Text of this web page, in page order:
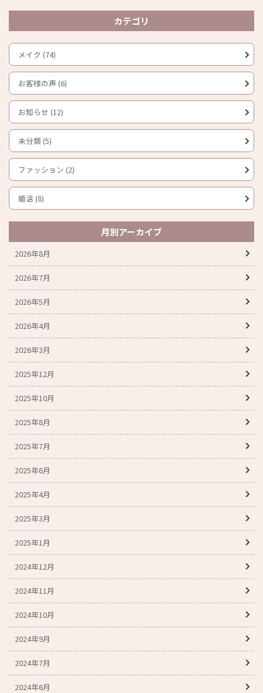
カテゴリ
メイク (74)
お客様の声 (6)
お知らせ (12)
未分類 (5)
ファッション (2)
婚活 (8)
月別アーカイブ
2026年8月
2026年7月
2026年5月
2026年4月
2026年3月
2025年12月
2025年10月
2025年8月
2025年7月
2025年6月
2025年4月
2025年3月
2025年1月
2024年12月
2024年11月
2024年10月
2024年9月
2024年7月
2024年6月